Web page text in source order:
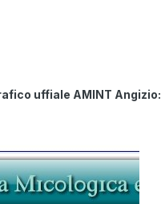
uffiale AMINT Angizio: